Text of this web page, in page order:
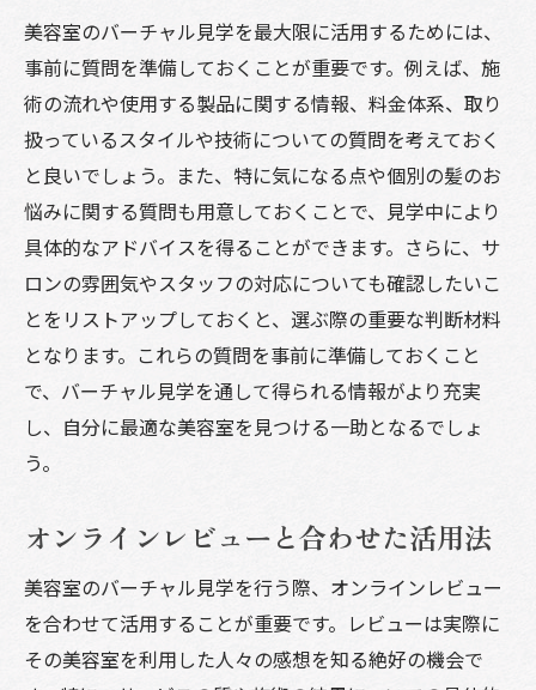
複数回のバーチャル見学の実施
バーチャル見学後の評価基準の設定
バーチャル見学で自分に合った美容室を見極め
る
施術内容の詳細に注目
美容室の価値観と自分のニーズの一致
スタッフの対応とプロ意識の確認
サロンの雰囲気と自分の好みの一致
実際の施術例を参考にする
バーチャルと実店舗のギャップを理解
美容室のバーチャル見学を最大限に活用するためには、
事前に質問を準備しておくことが重要です。例えば、施
術の流れや使用する製品に関する情報、料金体系、取り
扱っているスタイルや技術についての質問を考えておく
と良いでしょう。また、特に気になる点や個別の髪のお
悩みに関する質問も用意しておくことで、見学中により
具体的なアドバイスを得ることができます。さらに、サ
ロンの雰囲気やスタッフの対応についても確認したいこ
とをリストアップしておくと、選ぶ際の重要な判断材料
となります。これらの質問を事前に準備しておくこと
で、バーチャル見学を通して得られる情報がより充実
し、自分に最適な美容室を見つける一助となるでしょ
う。
オンラインレビューと合わせた活用法
美容室のバーチャル見学を行う際、オンラインレビュー
を合わせて活用することが重要です。レビューは実際に
その美容室を利用した人々の感想を知る絶好の機会で